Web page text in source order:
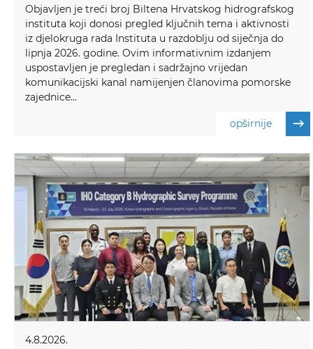
Objavljen je treći broj Biltena Hrvatskog hidrografskog
instituta koji donosi pregled ključnih tema i aktivnosti
iz djelokruga rada Instituta u razdoblju od siječnja do
lipnja 2026. godine. Ovim informativnim izdanjem
uspostavljen je pregledan i sadržajno vrijedan
komunikacijski kanal namijenjen članovima pomorske
zajednice...
opširnije
4.8.2026.